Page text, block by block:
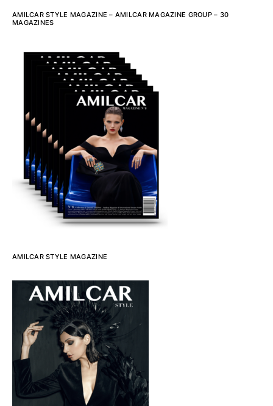
AMILCAR STYLE MAGAZINE – AMILCAR MAGAZINE GROUP – 30
MAGAZINES
AMILCAR STYLE MAGAZINE